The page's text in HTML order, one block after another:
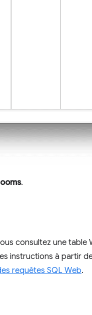
.
consultez une table
instructions à partir
requêtes SQL Web.